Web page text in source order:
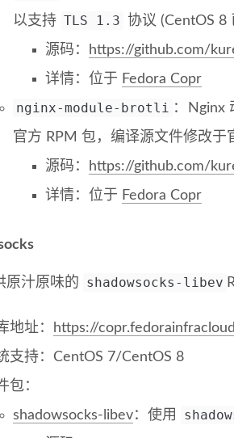
以支持 TLS 1.3 协议 (CentOS 8
源码：
https://github.com/
详情：位于 Fedora Copr
nginx-module-brotli ：Nginx
官方 RPM 包，编译源文件修改于
源码：
https://github.com/
详情：位于 Fedora Copr
汁原味的 shadowsocks-libev
地址：
https://
支持：CentOS 7/CentOS 8
包：
shadowsocks-libev：使用